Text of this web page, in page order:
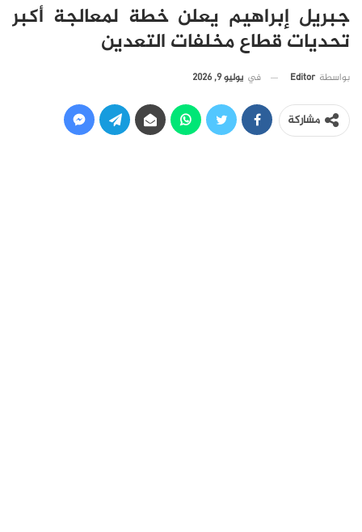
جبريل إبراهيم يعلن خطة لمعالجة أكبر
تحديات قطاع مخلفات التعدين
بواسطة Editor في يوليو 9, 2026
مشاركة